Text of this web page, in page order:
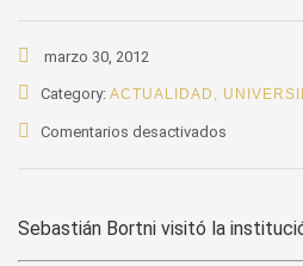
marzo 30, 2012
Category: ACTUALIDAD ,
Comentarios desactivados
y
Servicios
Sebastián Bortni visitó la